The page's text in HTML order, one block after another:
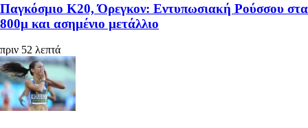
Παγκόσμιο Κ20, Όρεγκον: Εντυπωσιακή Ρούσσου στα
800μ και ασημένιο μετάλλιο
πριν 52 λεπτά